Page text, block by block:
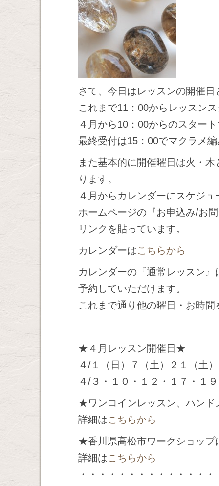
さて、今日はレッスンの開催
これまで11：00からレッスン
４月から10：00からのスター
最終受付は15：00でマクラメ
また基本的に開催曜日は火・
ります。
４月からカレンダーにスケジ
ホームページの『お申込み/お
リンクを貼っています。
カレンダーはこちらから
カレンダーの『通常レッスン
予約していただけます。
これまで通り他の曜日・お時
★４月レッスン開催日★
４/１（日）７（土）２１（土
４/３・１０・１２・１７・１
★ワンコインレッスン、ハン
詳細はこちらから
★香川県高松市ワークショッ
詳細はこちらから
・・・・・・・・・・・・・・